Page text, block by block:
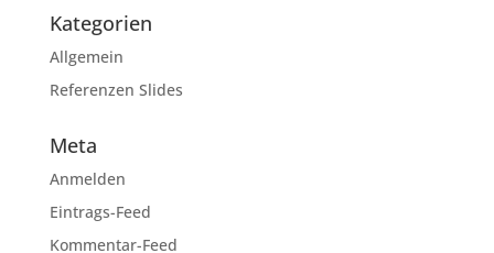
Kategorien
Allgemein
Referenzen Slides
Meta
Anmelden
Eintrags-Feed
Kommentar-Feed